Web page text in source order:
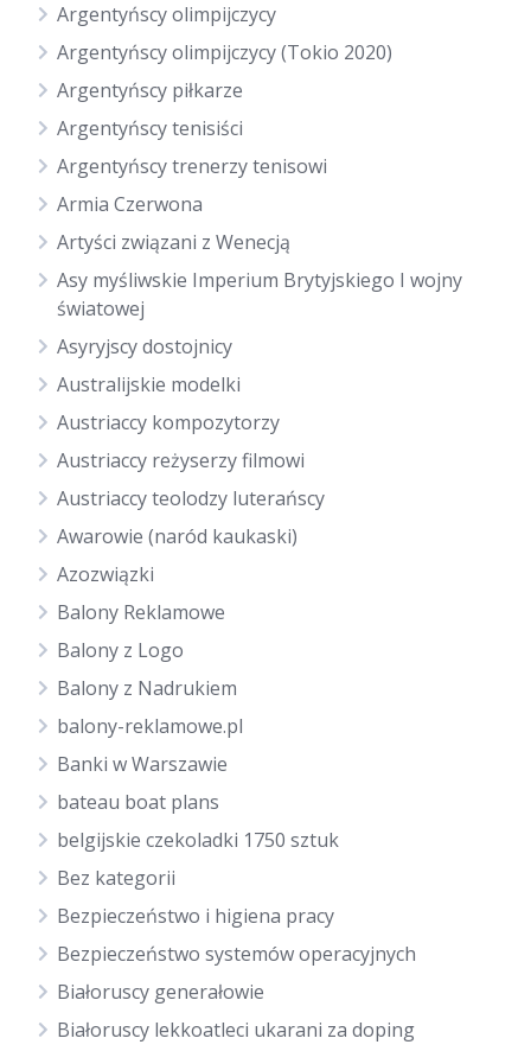
Argentyńscy olimpijczycy
Argentyńscy olimpijczycy (Tokio 2020)
Argentyńscy piłkarze
Argentyńscy tenisiści
Argentyńscy trenerzy tenisowi
Armia Czerwona
Artyści związani z Wenecją
Asy myśliwskie Imperium Brytyjskiego I wojny
światowej
Asyryjscy dostojnicy
Australijskie modelki
Austriaccy kompozytorzy
Austriaccy reżyserzy filmowi
Austriaccy teolodzy luterańscy
Awarowie (naród kaukaski)
Azozwiązki
Balony Reklamowe
Balony z Logo
Balony z Nadrukiem
balony-reklamowe.pl
Banki w Warszawie
bateau boat plans
belgijskie czekoladki 1750 sztuk
Bez kategorii
Bezpieczeństwo i higiena pracy
Bezpieczeństwo systemów operacyjnych
Białoruscy generałowie
Białoruscy lekkoatleci ukarani za doping